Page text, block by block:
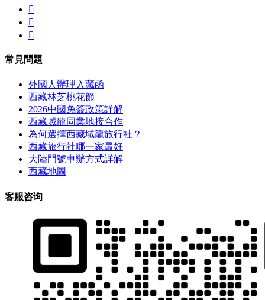



常見問題
外國人辦理入藏函
西藏林芝桃花節
2026中國免簽政策詳解
西藏域龍同業地接合作
為何選擇西藏域龍旅行社？
西藏旅行社哪一家最好
大陸門號申辦方式詳解
西藏地圖
客服咨询